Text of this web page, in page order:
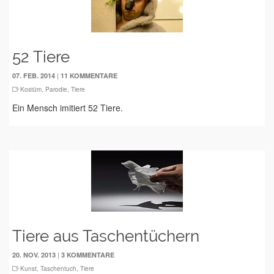
52 Tiere
07. FEB. 2014 | 11 KOMMENTARE
Kostüm, Parodie, Tiere
Ein Mensch imitiert 52 Tiere.
Tiere aus Taschentüchern
20. NOV. 2013 | 3 KOMMENTARE
Kunst, Taschentuch, Tiere